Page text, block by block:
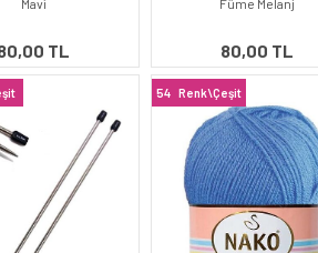
Mavi
TL
Füme Melanj
80,00 TL
54 Renk\Çeşit